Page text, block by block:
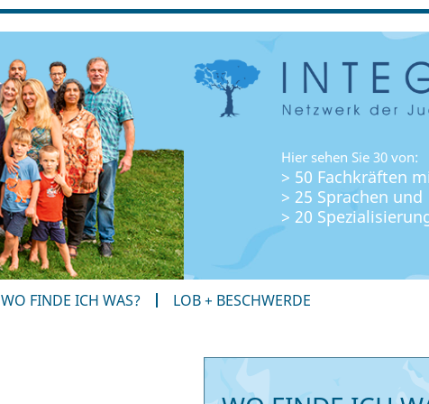
Hier sehen Sie 30 von:
> 50 Fachkräften
> 25 Sprachen und
> 20
WO FINDE ICH WAS? LOB + BESCHWERDE